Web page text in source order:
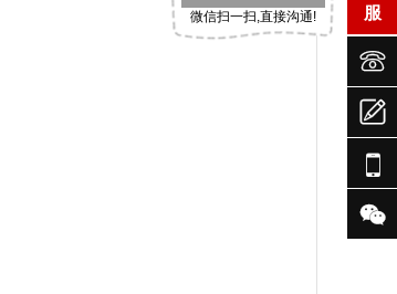
服
微信扫一扫,直接沟通!




